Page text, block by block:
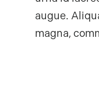
augue.
magna,